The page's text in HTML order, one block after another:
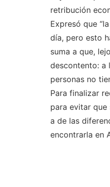
retribución
Expresó que
día, pero esto
suma a que,
descontento: a
personas no
Para finalizar
para evitar que
a de las
encontrarla en